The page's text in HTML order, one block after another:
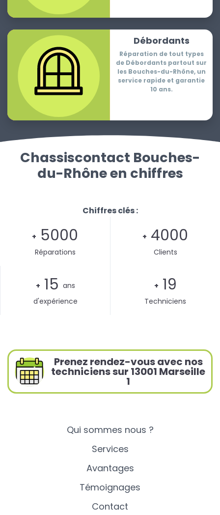
Débordants
Réparation de tout types
de Débordants partout sur
les Bouches-du-Rhône, un
service rapide et garantie
10 ans.
Chassiscontact Bouches-
du-Rhône en chiffres
Chiffres clés :
+ 5000
Réparations
+ 4000
Clients
+ 15 ans
d'expérience
+ 19
Techniciens
Prenez rendez-vous avec nos
techniciens sur 13001 Marseille
1
Qui sommes nous ?
Services
Avantages
Témoignages
Contact